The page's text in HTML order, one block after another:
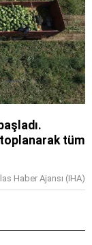
tüm
Haber Ajansı (IHA)